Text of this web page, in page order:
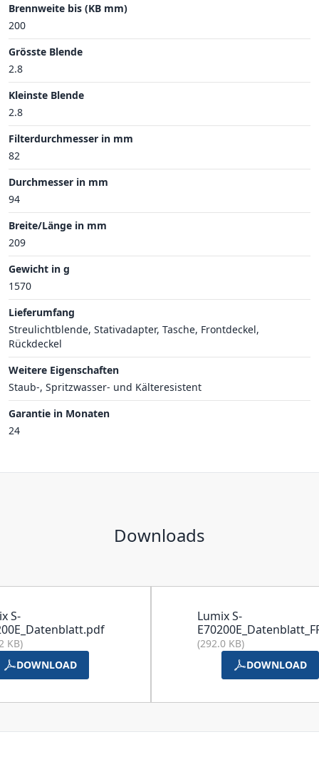
Brennweite bis (KB mm)
200
Grösste Blende
2.8
Kleinste Blende
2.8
Filterdurchmesser in mm
82
Durchmesser in mm
94
Breite/Länge in mm
209
Gewicht in g
1570
Lieferumfang
Streulichtblende, Stativadapter, Tasche, Frontdeckel,
Rückdeckel
Weitere Eigenschaften
Staub-, Spritzwasser- und Kälteresistent
Garantie in Monaten
24
Downloads
S-
KB)
DOWNLOAD
Lumix S-
(292.0 KB)
DOWNLOAD